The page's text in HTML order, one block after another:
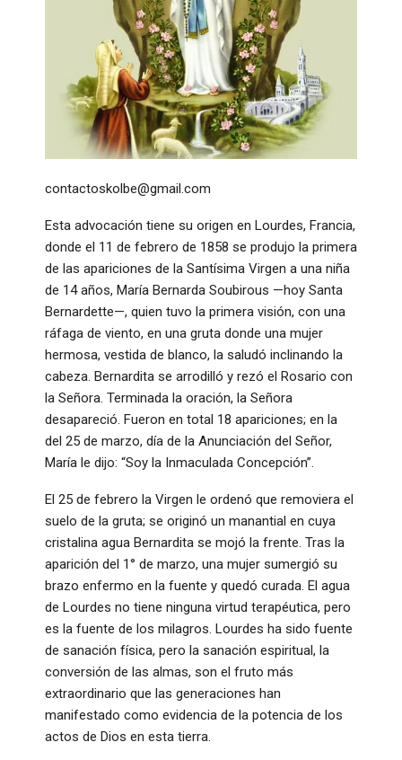
contactoskolbe@gmail.com
Esta advocación tiene su origen en Lourdes, Francia,
donde el 11 de febrero de 1858 se produjo la primera
de las apariciones de la Santísima Virgen a una niña
de 14 años, María Bernarda Soubirous —hoy Santa
Bernardette—, quien tuvo la primera visión, con una
ráfaga de viento, en una gruta donde una mujer
hermosa, vestida de blanco, la saludó inclinando la
cabeza. Bernardita se arrodilló y rezó el Rosario con
la Señora. Terminada la oración, la Señora
desapareció. Fueron en total 18 apariciones; en la
del 25 de marzo, día de la Anunciación del Señor,
María le dijo: “Soy la Inmaculada Concepción”.
El 25 de febrero la Virgen le ordenó que removiera el
suelo de la gruta; se originó un manantial en cuya
cristalina agua Bernardita se mojó la frente. Tras la
aparición del 1° de marzo, una mujer sumergió su
brazo enfermo en la fuente y quedó curada. El agua
de Lourdes no tiene ninguna virtud terapéutica, pero
es la fuente de los milagros. Lourdes ha sido fuente
de sanación física, pero la sanación espiritual, la
conversión de las almas, son el fruto más
extraordinario que las generaciones han
manifestado como evidencia de la potencia de los
actos de Dios en esta tierra.